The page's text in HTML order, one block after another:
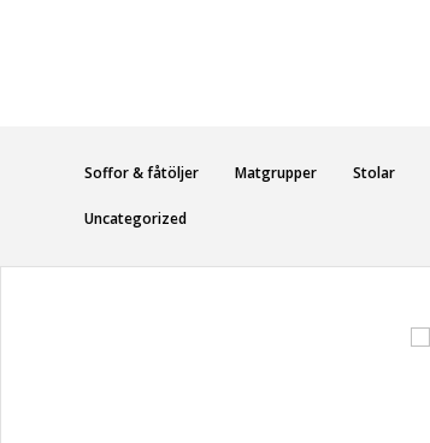
Soffor & fåtöljer Matgrupper Stolar
Uncategorized